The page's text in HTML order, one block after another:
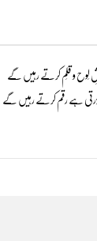
لَوح و قلَم کرتے رہیں گے
ہے رقم کرتے رہیں گے